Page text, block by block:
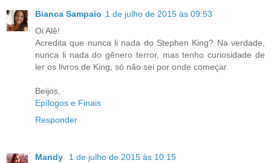
Bianca Sampaio 1 de julho de 2015 às 09:53
Oi Alê!
Acredita que nunca li nada do Stephen King? Na verdade,
nunca li nada do gênero terror, mas tenho curiosidade de
ler os livros de King, só não sei por onde começar.
Beijos,
Epílogos e Finais
Responder
Mandy
1 de julho de 2015 às 10:15